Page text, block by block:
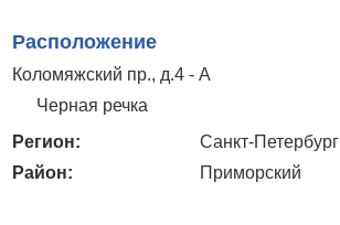
Расположение
Коломяжский пр., д.4 - А
Черная речка
Регион:
Санкт-Петербург
Район:
Приморский